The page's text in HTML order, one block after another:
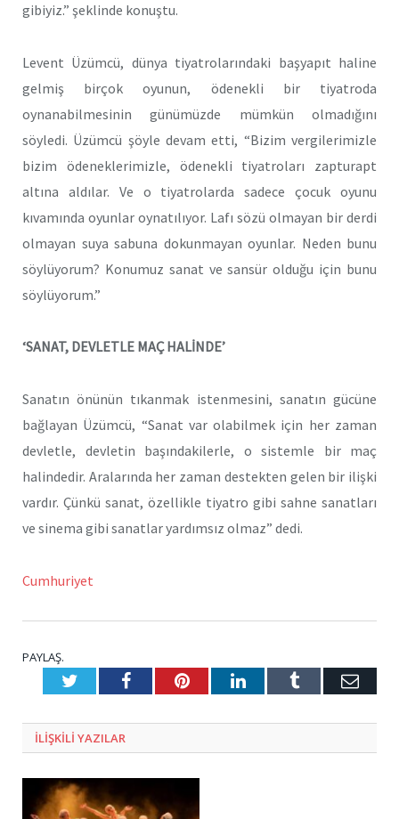
gibiyiz.” şeklinde konuştu.
Levent Üzümcü, dünya tiyatrolarındaki başyapıt haline
gelmiş birçok oyunun, ödenekli bir tiyatroda
oynanabilmesinin günümüzde mümkün olmadığını
söyledi. Üzümcü şöyle devam etti, “Bizim vergilerimizle
bizim ödeneklerimizle, ödenekli tiyatroları zapturapt
altına aldılar. Ve o tiyatrolarda sadece çocuk oyunu
kıvamında oyunlar oynatılıyor. Lafı sözü olmayan bir derdi
olmayan suya sabuna dokunmayan oyunlar. Neden bunu
söylüyorum? Konumuz sanat ve sansür olduğu için bunu
söylüyorum.”
‘SANAT, DEVLETLE MAÇ HALİNDE’
Sanatın önünün tıkanmak istenmesini, sanatın gücüne
bağlayan Üzümcü, “Sanat var olabilmek için her zaman
devletle, devletin başındakilerle, o sistemle bir maç
halindedir. Aralarında her zaman destekten gelen bir ilişki
vardır. Çünkü sanat, özellikle tiyatro gibi sahne sanatları
ve sinema gibi sanatlar yardımsız olmaz” dedi.
Cumhuriyet
PAYLAŞ.
TwitterFacebookPinterestLinkedInTumblr E-
ILIŞKILI YAZILAR